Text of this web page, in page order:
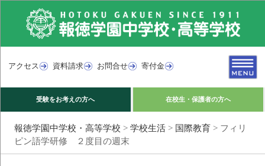
アクセス 資料請求 お問合せ 寄付金
受験をお考えの方へ 在校生・保護者の方へ
報徳学園中学校・高等学校 > 学校生活> 国際教育> フィリ
ピン語学研修 ２度目の週末